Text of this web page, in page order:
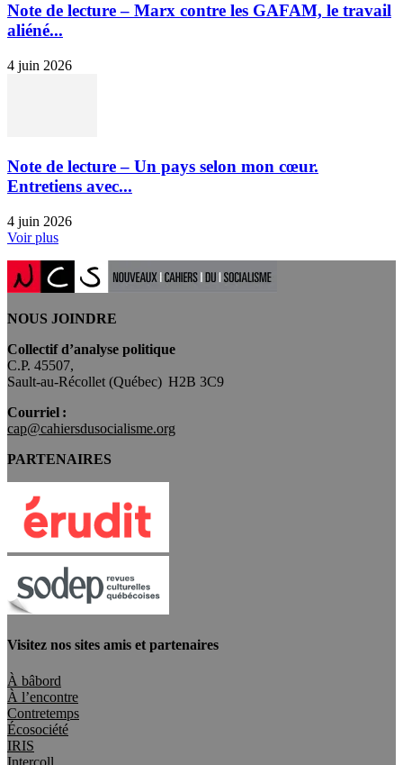
Note de lecture – Marx contre les GAFAM, le travail
aliéné...
4 juin 2026
Note de lecture – Un pays selon mon cœur.
Entretiens avec...
4 juin 2026
Voir plus
NOUS JOINDRE
Collectif d’analyse politique
C.P. 45507,
Sault-au-Récollet (Québec) H2B 3C9
Courriel :
cap@cahiersdusocialisme.org
PARTENAIRES
Visitez nos sites amis et partenaires
À bâbord
À l’encontre
Contretemps
Écosociété
IRIS
Intercoll